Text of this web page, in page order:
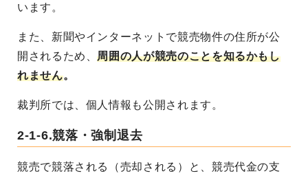
います。
また、新聞やインターネットで競売物件の住所が公
開されるため、周囲の人が競売のことを知るかもし
れません。
裁判所では、個人情報も公開されます。
2-1-6.競落・強制退去
競売で競落される（売却される）と、競売代金の支